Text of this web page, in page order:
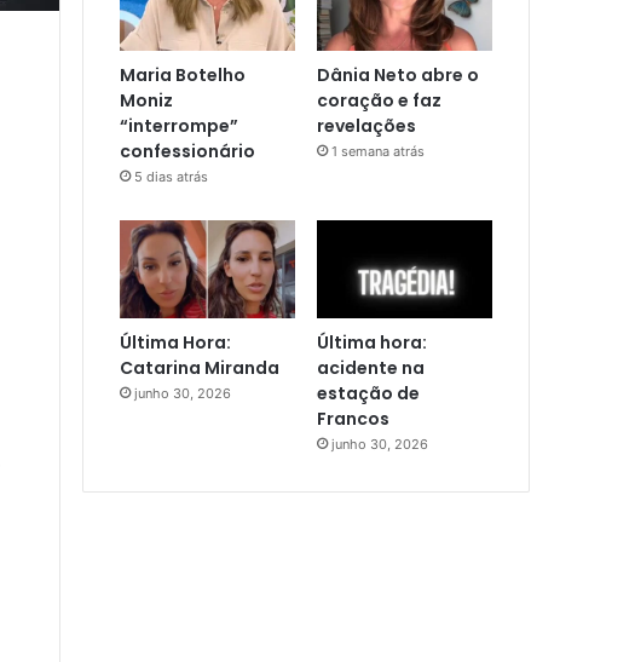
Maria Botelho
Moniz
“interrompe”
confessionário
5 dias atrás
Dânia Neto abre o
coração e faz
revelações
1 semana atrás
Última Hora:
Catarina Miranda
junho 30, 2026
Última hora:
acidente na
estação de
Francos
junho 30, 2026